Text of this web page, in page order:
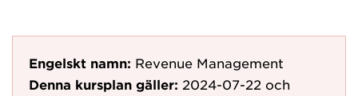
Engelskt namn: Revenue Management
Denna kursplan gäller: 2024-07-22 och